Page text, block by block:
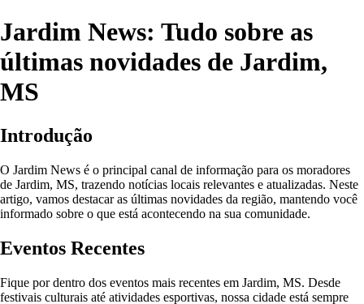
Jardim News: Tudo sobre as
últimas novidades de Jardim,
MS
Introdução
O Jardim News é o principal canal de informação para os moradores
de Jardim, MS, trazendo notícias locais relevantes e atualizadas. Neste
artigo, vamos destacar as últimas novidades da região, mantendo você
informado sobre o que está acontecendo na sua comunidade.
Eventos Recentes
Fique por dentro dos eventos mais recentes em Jardim, MS. Desde
festivais culturais até atividades esportivas, nossa cidade está sempre